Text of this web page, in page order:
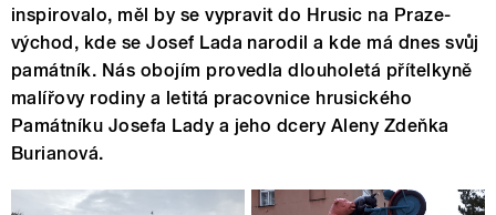
inspirovalo, měl by se vypravit do Hrusic na Praze-
východ, kde se Josef Lada narodil a kde má dnes svůj
památník. Nás obojím provedla dlouholetá přítelkyně
malířovy rodiny a letitá pracovnice hrusického
Památníku Josefa Lady a jeho dcery Aleny Zdeňka
Burianová.